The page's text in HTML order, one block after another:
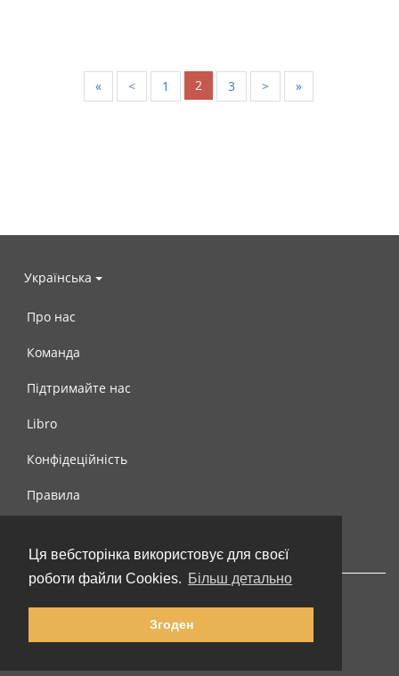
Ця вебсторінка використовує для своєї
роботи файли Cookies. Більш детально
Згоден
« < 1 2 3 > »
Українська
Про нас
Команда
Підтримайте нас
Libro
Конфідеційність
Правила
© 2002-2026 lernu.net |Impressum